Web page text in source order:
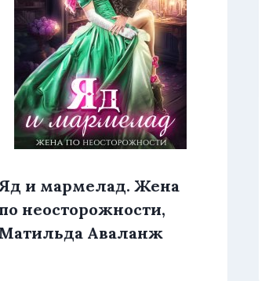
и мармелад. Жена
по неосторожности,
Матильда Аваланж